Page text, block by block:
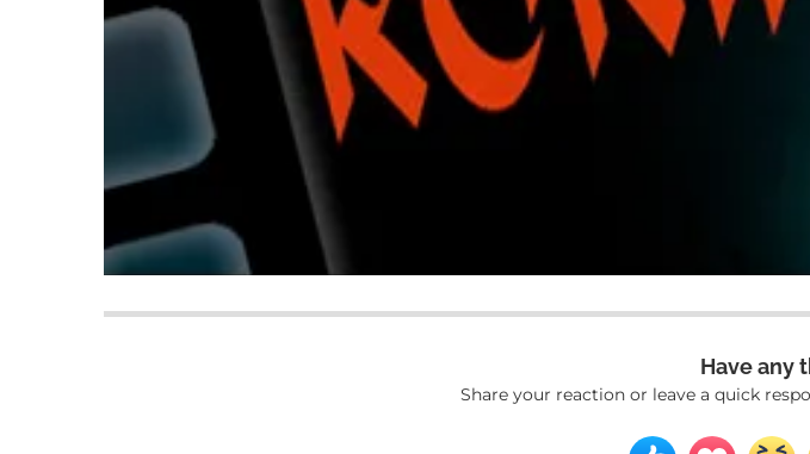
Have any
Share your reaction or leave a quick